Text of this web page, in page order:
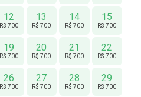
12
R$ 700
13
R$ 700
14
R$ 700
15
R$ 700
19
R$ 700
20
R$ 700
21
R$ 700
22
R$ 700
26
R$ 700
27
R$ 700
28
R$ 700
29
R$ 700